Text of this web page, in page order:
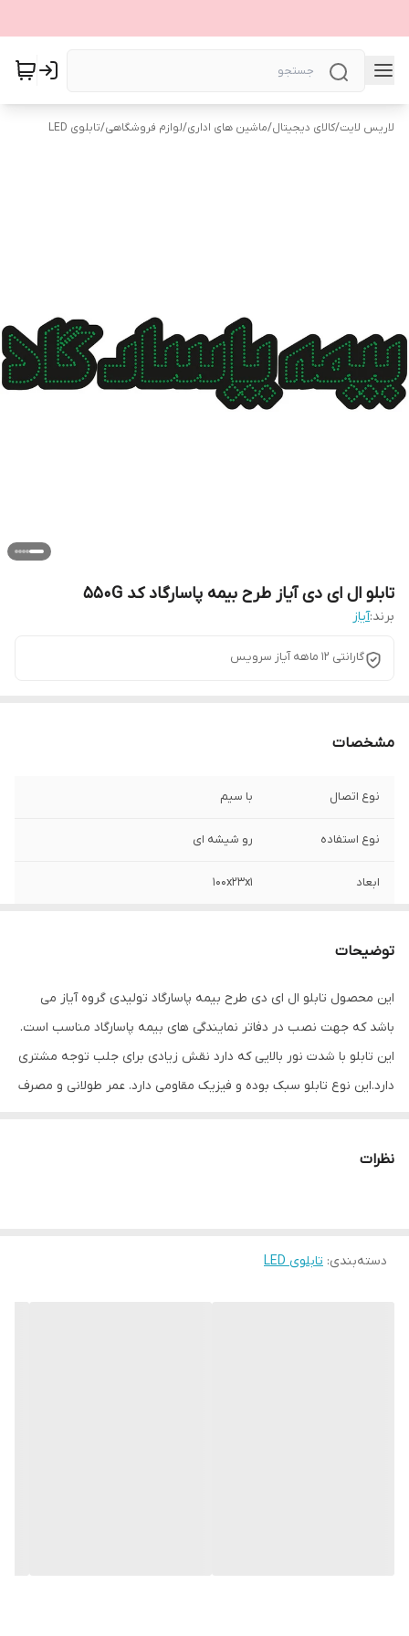
لاریس لایت/کالای دیجیتال/ماشین های اداری/لوازم فروشگاهی/تابلوی LED
تابلو ال ای دی آیاز طرح بیمه پاسارگاد کد 550G
برند:آیاز
گارانتی 12 ماهه آیاز سرویس
مشخصات
نوع اتصال با سیم
نوع استفاده رو شیشه ای
ابعاد 100x23x1
توضیحات
این محصول تابلو ال ای دی طرح بیمه پاسارگاد تولیدی گروه آیاز می
باشد که جهت نصب در دفاتر نمایندگی های بیمه پاسارگاد مناسب است.
این تابلو با شدت نور بالایی که دارد نقش زیادی برای جلب توجه مشتری
دارد.این نوع تابلو سبک بوده و فیزیک مقاومی دارد. عمر طولانی و مصرف
کنید. علاوه بر قابلیت نصب بر روی شیشه این تابلو می تواند در هر
بابت آسیب وارد شدن به تابلو نداشته باشیم. با شدت نور بالا این تابلو
نظرات
دسته‌بندی: تابلوی LED